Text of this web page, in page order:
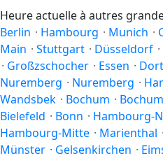
Heure actuelle à autres
Berlin · Hambourg · Munich ·
Main · Stuttgart · Düsseldorf ·
· Großzschocher · Essen ·
Nuremberg · Nuremberg ·
Wandsbek · Bochum ·
Bielefeld · Bonn · Hambourg-
Hambourg-Mitte · Marienthal ·
Münster · Gelsenkirchen ·